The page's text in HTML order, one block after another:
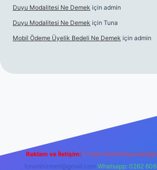
Duyu Modalitesi Ne Demek için admin
Duyu Modalitesi Ne Demek için Tuna
Mobil Ödeme Üyelik Bedeli Ne Demek için admin
Reklam ve İletişim: E-mail:
forumhizmeti@gmail.com Whatsapp: 0262